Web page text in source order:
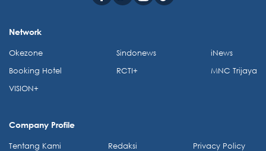
Network
Okezone
Booking Hotel
VISION+
Sindonews
RCTI+
iNews
MNC Trijaya
Company Profile
Tentang Kami Redaksi Privacy Policy